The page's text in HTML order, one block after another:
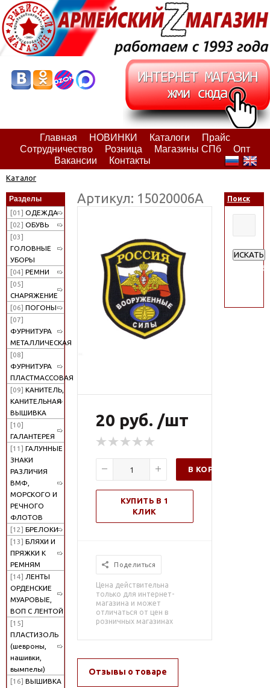
Главная НОВИНКИ Каталоги
Прайс
Сотрудничество
Розница Магазины СПб
Опт
Вакансии
Контакты
Каталог
Разделы
[01] ОДЕЖДА
[02] ОБУВЬ
[03]
ГОЛОВНЫЕ
УБОРЫ
[04] РЕМНИ
[05]
СНАРЯЖЕНИЕ
[06] ПОГОНЫ
[07]
ФУРНИТУРА
МЕТАЛЛИЧЕСКАЯ
[08]
ФУРНИТУРА
ПЛАСТМАССОВАЯ
[09] КАНИТЕЛЬ,
КАНИТЕЛЬНАЯ
ВЫШИВКА
[10]
ГАЛАНТЕРЕЯ
[11] ГАЛУННЫЕ
ЗНАКИ
РАЗЛИЧИЯ
ВМФ,
МОРСКОГО И
РЕЧНОГО
ФЛОТОВ
[12] БРЕЛОКИ
[13] БЛЯХИ И
ПРЯЖКИ К
РЕМНЯМ
[14] ЛЕНТЫ
ОРДЕНСКИЕ
МУАРОВЫЕ,
ВОП С ЛЕНТОЙ
[15]
ПЛАСТИЗОЛЬ
(шевроны,
нашивки,
вымпелы)
[16] ВЫШИВКА
Артикул: 15020006А
20 руб. /шт
В КОРЗИНУ
КУПИТЬ В 1
КЛИК
Поделиться
Цена действительна
только для интернет-
магазина и может
отличаться от цен в
розничных магазинах
Отзывы о товаре
Поиск
ИСКАТЬ